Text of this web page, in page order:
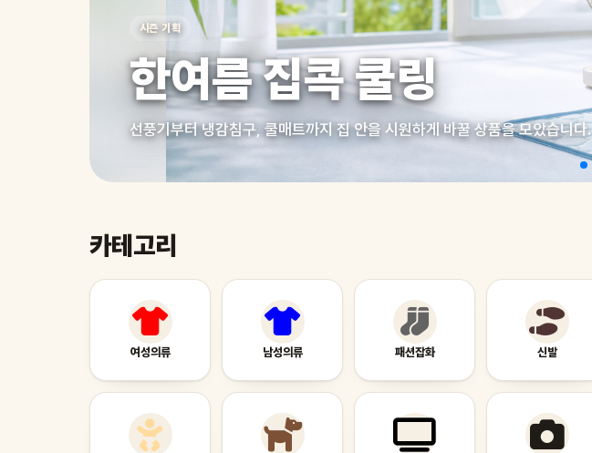
시즌 기획
한여름 집콕 쿨링
선풍기부터 냉감침구, 쿨매트까지 집 안을 시원하게 바꿀 상품을 모았습니다.
카테고리
여성의류 남성의류 패션잡화 신발